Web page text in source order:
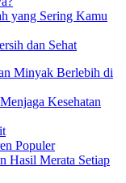
yang Sering Kamu
dan Sehat
Minyak Berlebih di
Kesehatan
Populer
Hasil Merata Setiap